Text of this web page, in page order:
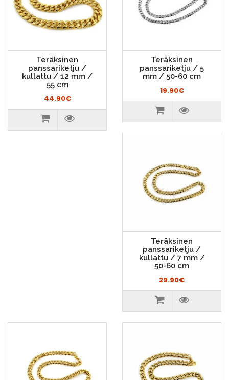
Teräksinen
panssariketju /
kullattu / 12 mm /
55 cm
44.90€
Teräksinen
panssariketju / 5
mm / 50-60 cm
19.90€
Teräksinen
panssariketju /
kullattu / 7 mm /
50-60 cm
29.90€